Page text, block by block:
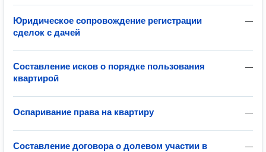
—
Юридическое сопровождение регистрации
сделок с дачей
—
Составление исков о порядке пользования
квартирой
—
Оспаривание права на квартиру
—
Составление договора о долевом участии в